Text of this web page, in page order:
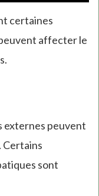
certaines
affecter le
externes peuvent
Certains
sont